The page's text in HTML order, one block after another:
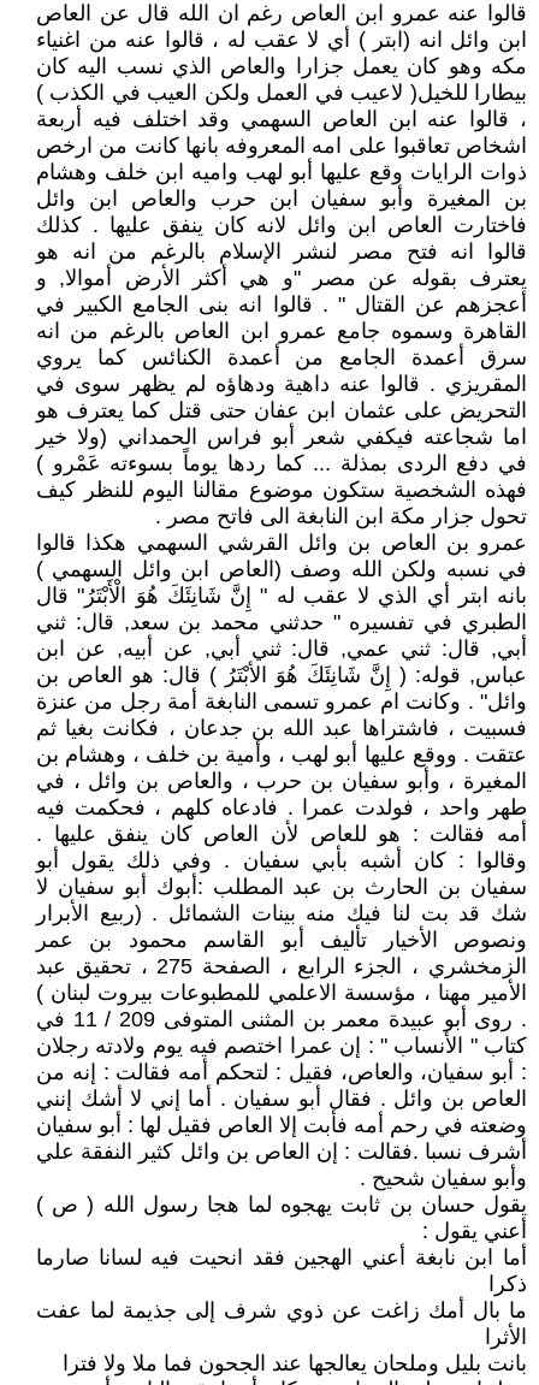
قالوا عنه عمرو ابن العاص رغم ان الله قال عن العاص
ابن وائل انه (ابتر ) أي لا عقب له ، قالوا عنه من اغنياء
مكه وهو كان يعمل جزارا والعاص الذي نسب اليه كان
بيطارا للخيل( لاعيب في العمل ولكن العيب في الكذب )
، قالوا عنه ابن العاص السهمي وقد اختلف فيه أربعة
اشخاص تعاقبوا على امه المعروفه بانها كانت من ارخص
ذوات الرايات وقع عليها أبو لهب واميه ابن خلف وهشام
بن المغيرة وأبو سفيان ابن حرب والعاص ابن وائل
فاختارت العاص ابن وائل لانه كان ينفق عليها . كذلك
قالوا انه فتح مصر لنشر الإسلام بالرغم من انه هو
يعترف بقوله عن مصر "و هي أكثر الأرض أموالا, و
أعجزهم عن القتال " . قالوا انه بنى الجامع الكبير في
القاهرة وسموه جامع عمرو ابن العاص بالرغم من انه
سرق أعمدة الجامع من أعمدة الكنائس كما يروي
المقريزي . قالوا عنه داهية ودهاؤه لم يظهر سوى في
التحريض على عثمان ابن عفان حتى قتل كما يعترف هو
اما شجاعته فيكفي شعر أبو فراس الحمداني (ولا خير
في دفع الردى بمذلة ... كما ردها يوماً بسوءته عَمْرو )
فهذه الشخصية ستكون موضوع مقالنا اليوم للنظر كيف
تحول جزار مكة ابن النابغة الى فاتح مصر .
عمرو بن العاص بن وائل القرشي السهمي هكذا قالوا
في نسبه ولكن الله وصف (العاص ابن وائل السهمي )
بانه ابتر أي الذي لا عقب له " إِنَّ شَانِئَكَ هُوَ الْأَبْتَرُ" قال
الطبري في تفسيره " حدثني محمد بن سعد, قال: ثني
أبي, قال: ثني عمي, قال: ثني أبي, عن أبيه, عن ابن
عباس, قوله: ( إِنَّ شَانِئَكَ هُوَ الأبْتَرُ ) قال: هو العاص بن
وائل" . وكانت ام عمرو تسمى النابغة أمة رجل من عنزة
فسبيت ، فاشتراها عبد الله بن جدعان ، فكانت بغيا ثم
عتقت . ووقع عليها أبو لهب ، وأمية بن خلف ، وهشام بن
المغيرة ، وأبو سفيان بن حرب ، والعاص بن وائل ، في
طهر واحد ، فولدت عمرا . فادعاه كلهم ، فحكمت فيه
أمه فقالت : هو للعاص لأن العاص كان ينفق عليها .
وقالوا : كان أشبه بأبي سفيان . وفي ذلك يقول أبو
سفيان بن الحارث بن عبد المطلب :أبوك أبو سفيان لا
شك قد بت لنا فيك منه بينات الشمائل . (ربيع الأبرار
ونصوص الأخيار تأليف أبو القاسم محمود بن عمر
الزمخشري ، الجزء الرابع ، الصفحة 275 ، تحقيق عبد
الأمير مهنا ، مؤسسة الاعلمي للمطبوعات بيروت لبنان )
. روى أبو عبيدة معمر بن المثنى المتوفى 209 / 11 في
كتاب " الأنساب " : إن عمرا اختصم فيه يوم ولادته رجلان
: أبو سفيان، والعاص، فقيل : لتحكم أمه فقالت : إنه من
العاص بن وائل . فقال أبو سفيان . أما إني لا أشك إنني
وضعته في رحم أمه فأبت إلا العاص فقيل لها : أبو سفيان
أشرف نسبا .فقالت : إن العاص بن وائل كثير النفقة علي
وأبو سفيان شحيح .
يقول حسان بن ثابت يهجوه لما هجا رسول الله ( ص )
أعني يقول :
أما ابن نابغة أعني الهجين فقد انحيت فيه لسانا صارما
ذكرا
ما بال أمك زاغت عن ذوي شرف إلى جذيمة لما عفت
الأثرا
بانت بليل وملحان يعالجها عند الجحون فما ملا ولا فترا